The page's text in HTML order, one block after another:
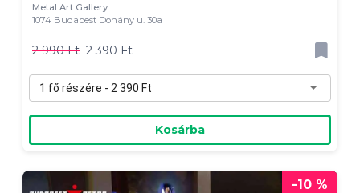
Metal Art Gallery
1074 Budapest Dohány u. 30a
2 990 Ft 2 390 Ft
1 fő részére - 2 390 Ft
Kosárba
-10 %